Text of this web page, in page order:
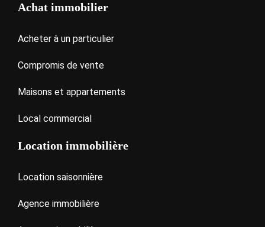
Achat immobilier
Acheter à un particulier
Compromis de vente
Maisons et appartements
Local commercial
Location immobilière
Location saisonnière
Agence immobilière